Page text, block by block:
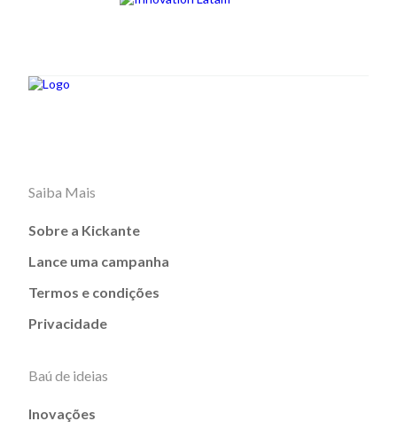
Saiba Mais
Sobre a Kickante
Lance uma campanha
Termos e condições
Privacidade
Baú de ideias
Inovações